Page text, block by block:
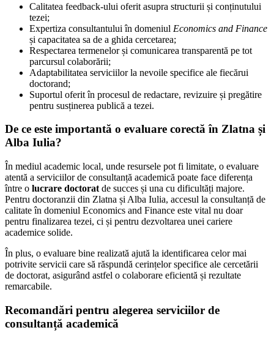
Calitatea feedback-ului oferit asupra structurii și conținutului
tezei;
Expertiza consultantului în domeniul Economics and Finance
și capacitatea sa de a ghida cercetarea;
Respectarea termenelor și comunicarea transparentă pe tot
parcursul colaborării;
Adaptabilitatea serviciilor la nevoile specifice ale fiecărui
doctorand;
Suportul oferit în procesul de redactare, revizuire și pregătire
pentru susținerea publică a tezei.
De ce este importantă o evaluare corectă în Zlatna și
Alba Iulia?
În mediul academic local, unde resursele pot fi limitate, o evaluare
atentă a serviciilor de consultanță academică poate face diferența
între o lucrare doctorat de succes și una cu dificultăți majore.
Pentru doctoranzii din Zlatna și Alba Iulia, accesul la consultanță de
calitate în domeniul Economics and Finance este vital nu doar
pentru finalizarea tezei, ci și pentru dezvoltarea unei cariere
academice solide.
În plus, o evaluare bine realizată ajută la identificarea celor mai
potrivite servicii care să răspundă cerințelor specifice ale cercetării
de doctorat, asigurând astfel o colaborare eficientă și rezultate
remarcabile.
Recomandări pentru alegerea serviciilor de
consultanță academică